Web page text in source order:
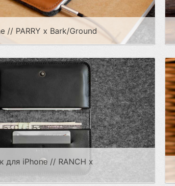
// PARRY x Bark/Ground
для iPhone // RANCH x